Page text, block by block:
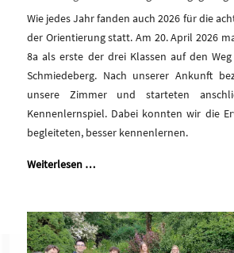
Wie jedes Jahr fanden auch 2026 für die
der Orientierung statt. Am 20. April 2026
8a als erste der drei Klassen auf den
Schmiedeberg. Nach unserer Ankunft
unsere Zimmer und starteten
Kennenlernspiel. Dabei konnten wir die
begleiteten, besser kennenlernen.
Weiterlesen …